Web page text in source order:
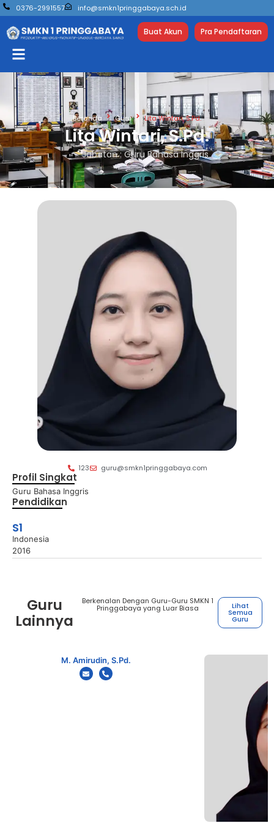
0376-2991557 info@smkn1pringgabaya.sch.id
Buat Akun Pra Pendaftaran
Beranda Guru Lita Wintari, S.Pd.
Lita Wintari, S.Pd.
Jabatan : Guru Bahasa Inggris
123 guru@smkn1pringgabaya.com
Profil Singkat
Guru Bahasa Inggris
Pendidikan
S1
Indonesia
2016
Guru
Lainnya
Berkenalan Dengan Guru-Guru SMKN 1
Pringgabaya yang Luar Biasa Lihat
Semua
Guru
M. Amirudin, S.Pd.